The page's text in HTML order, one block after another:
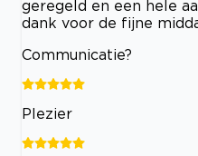
geregeld en een hele
dank voor de fijne
Communicatie?
Plezier